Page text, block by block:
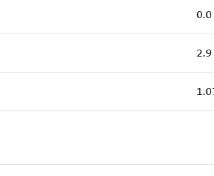
0.0
2.9